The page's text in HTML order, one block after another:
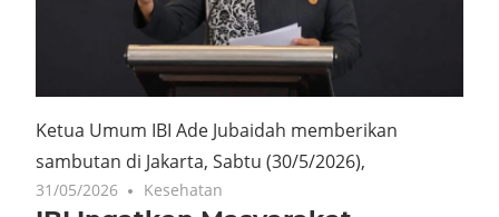
Ketua Umum IBI Ade Jubaidah memberikan
sambutan di Jakarta, Sabtu (30/5/2026),
31/05/2026 Kesehatan